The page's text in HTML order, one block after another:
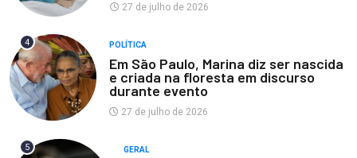
27 de julho de 2026
4 POLÍTICA
Em São Paulo, Marina diz ser nascida
e criada na floresta em discurso
durante evento
27 de julho de 2026
5 GERAL